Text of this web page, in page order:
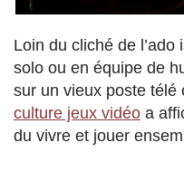
Loin du cliché de
solo ou en équipe de
sur un vieux poste télé
culture jeux vidéo a
du vivre et jouer